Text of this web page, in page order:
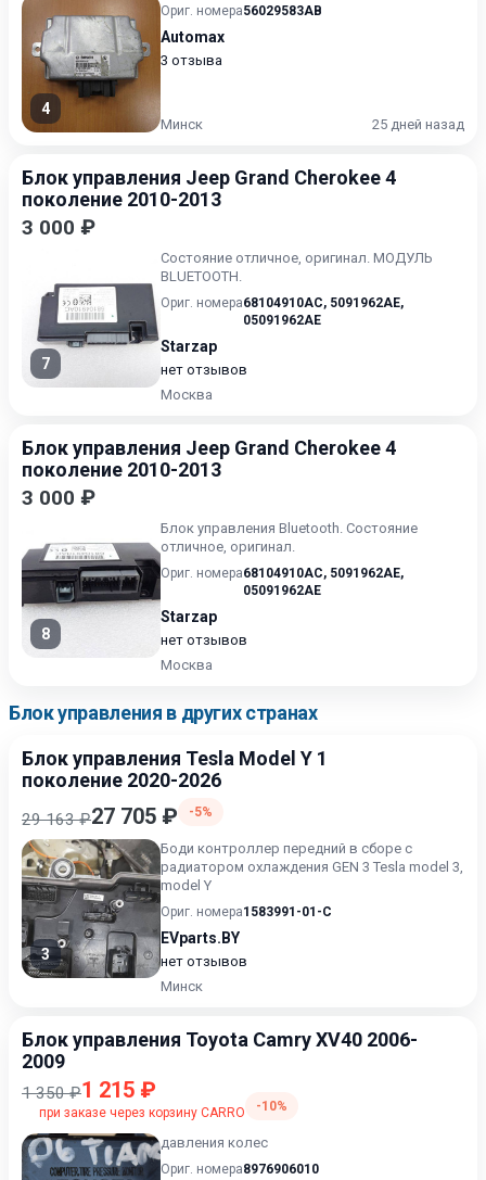
4
Ориг. номера56029583AB
Automax
3 отзыва
Минск 25 дней назад
Блок управления Jeep Grand Cherokee 4
поколение 2010-2013
3 000 ₽
7
Состояние отличное, оригинал. МОДУЛЬ
BLUETOOTH.
Ориг. номера68104910AC, 5091962AE,
05091962AE
Starzap
нет отзывов
Москва
Блок управления Jeep Grand Cherokee 4
поколение 2010-2013
3 000 ₽
8
Блок управления Bluetooth. Состояние
отличное, оригинал.
Ориг. номера68104910AC, 5091962AE,
05091962AE
Starzap
нет отзывов
Москва
Блок управления в других странах
Блок управления Tesla Model Y 1
поколение 2020-2026
29 163 ₽27 705 ₽ -5%
3
Боди контроллер передний в сборе с
радиатором охлаждения GEN 3 Tesla model 3,
model Y
Ориг. номера1583991-01-C
EVparts.BY
нет отзывов
Минск
Блок управления Toyota Camry XV40 2006-
2009
1 350 ₽1 215 ₽
при заказе через корзину CARRO -10%
давления колес
Ориг. номера8976906010